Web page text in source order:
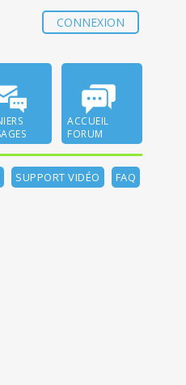
CONNEXION
ACCUEIL
FORUM
SUPPORT VIDÉO FAQ